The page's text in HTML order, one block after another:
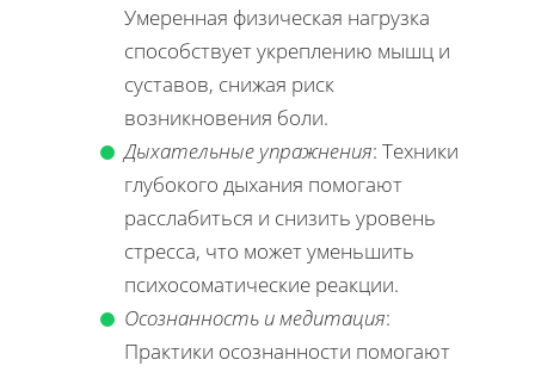
Умеренная физическая нагрузка
способствует укреплению мышц и
суставов, снижая риск
возникновения боли.
Дыхательные упражнения: Техники
глубокого дыхания помогают
расслабиться и снизить уровень
стресса, что может уменьшить
психосоматические реакции.
Осознанность и медитация:
Практики осознанности помогают